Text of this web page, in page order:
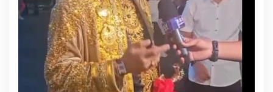
r
a
j
a
a
n
M
u